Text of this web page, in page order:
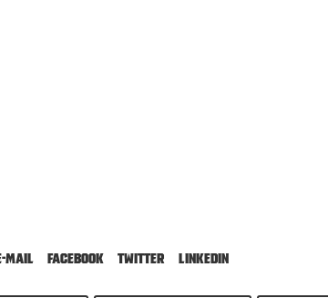
mail Facebook Twitter LinkedIn